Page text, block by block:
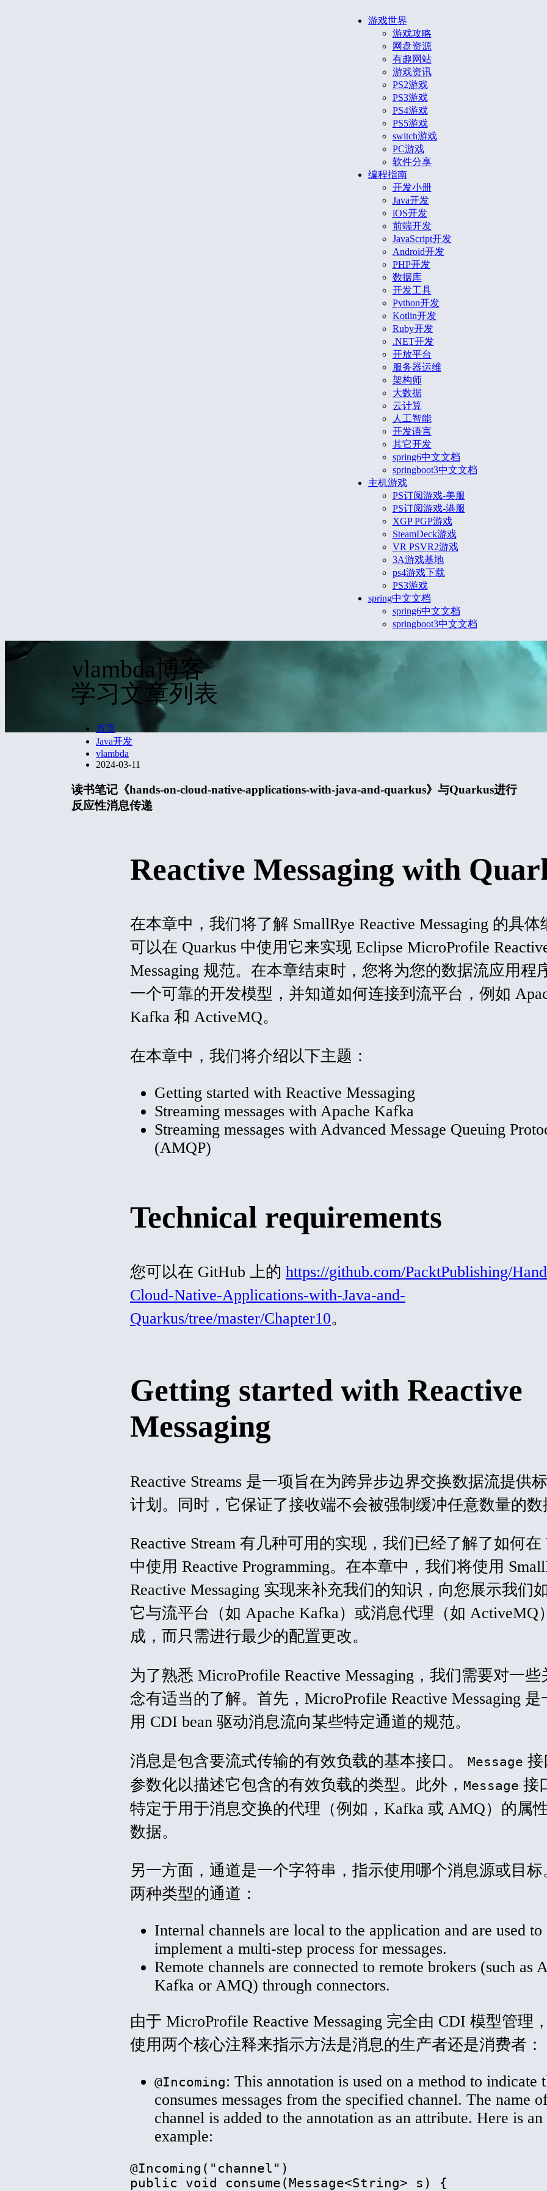
游戏世界
游戏攻略
网盘资源
有趣网站
游戏资讯
PS2游戏
PS3游戏
PS4游戏
PS5游戏
switch游戏
PC游戏
软件分享
编程指南
开发小册
Java开发
iOS开发
前端开发
JavaScript开发
Android开发
PHP开发
数据库
开发工具
Python开发
Kotlin开发
Ruby开发
.NET开发
开放平台
服务器运维
架构师
大数据
云计算
人工智能
开发语言
其它开发
spring6中文文档
springboot3中文文档
主机游戏
PS订阅游戏-美服
PS订阅游戏-港服
XGP PGP游戏
SteamDeck游戏
VR PSVR2游戏
3A游戏基地
ps4游戏下载
PS3游戏
spring中文文档
spring6中文文档
springboot3中文文档
vlambda博客
学习文章列表
首页
Java开发
vlambda
2024-03-11
读书笔记《hands-on-cloud-native-applications-with-java-and-quarkus》与Quarkus进行
反应性消息传递
Reactive Messaging with
在本章中，我们将了解 SmallRye Reactive Messaging 的具体
可以在 Quarkus 中使用它来实现 Eclipse MicroProfile
Messaging 规范。在本章结束时，您将为您的数据流应用程
一个可靠的开发模型，并知道如何连接到流平台，例如
Kafka 和 ActiveMQ。
在本章中，我们将介绍以下主题：
Getting started with Reactive Messaging
Streaming messages with Apache Kafka
Streaming messages with Advanced Message Queuing
(AMQP)
Technical requirements
您可以在 GitHub 上的 https://github.com/PacktPublishing/
Cloud-Native-Applications-with-Java-and-
Quarkus/tree/master/Chapter10。
Getting started with Reactive
Messaging
Reactive Streams 是一项旨在为跨异步边界交换数据流提供
计划。同时，它保证了接收端不会被强制缓冲任意数量的数
Reactive Stream 有几种可用的实现，我们已经了解了如何在
中使用 Reactive Programming。在本章中，我们将使用
Reactive Messaging 实现来补充我们的知识，向您展示我们
它与流平台（如 Apache Kafka）或消息代理（如 ActiveMQ
成，而只需进行最少的配置更改。
为了熟悉 MicroProfile Reactive Messaging，我们需要对一些
念有适当的了解。首先，MicroProfile Reactive Messaging 是
用 CDI bean 驱动消息流向某些特定通道的规范。
消息是包含要流式传输的有效负载的基本接口。 Message 接
参数化以描述它包含的有效负载的类型。此外， Message 接
特定于用于消息交换的代理（例如，Kafka 或 AMQ）的属
数据。
另一方面，通道是一个字符串，指示使用哪个消息源或目标
两种类型的通道：
Internal channels are local to the application and are used to
implement a multi-step process for messages.
Remote channels are connected to remote brokers (such as
Kafka or AMQ) through connectors.
由于 MicroProfile Reactive Messaging 完全由 CDI 模型管理
使用两个核心注释来指示方法是消息的生产者还是消费者：
@Incoming: This annotation is used on a method to indicate
consumes messages from the specified channel. The name
channel is added to the annotation as an attribute. Here is an
example:
@Incoming("channel")
public void consume(Message<String> s) {